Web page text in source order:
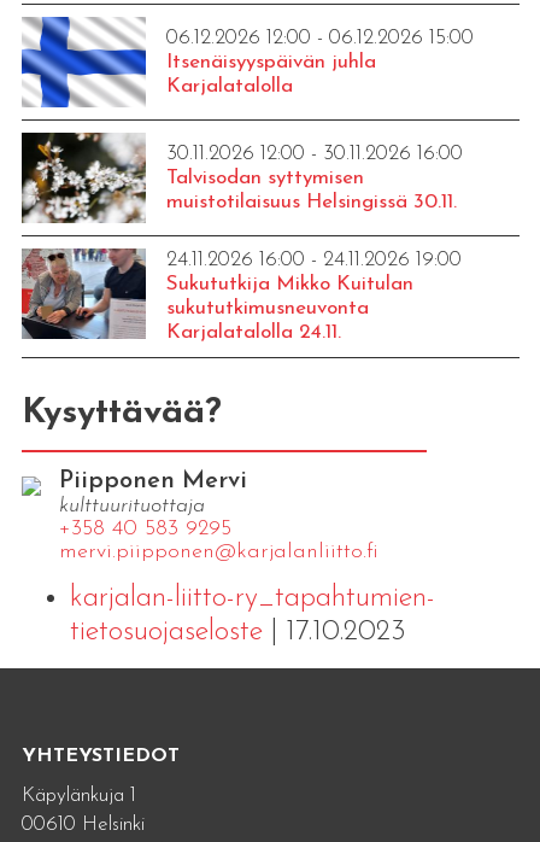
06.12.2026 12:00 - 06.12.2026 15:00
Itsenäisyyspäivän juhla
Karjalatalolla
30.11.2026 12:00 - 30.11.2026 16:00
Talvisodan syttymisen
muistotilaisuus Helsingissä 30.11.
24.11.2026 16:00 - 24.11.2026 19:00
Sukututkija Mikko Kuitulan
sukututkimusneuvonta
Karjalatalolla 24.11.
Kysyttävää?
Piipponen Mervi
kulttuurituottaja
+358 40 583 9295
mervi.​piipponen@​kar​jala​nlii​tto.​fi
karjalan-liitto-ry_tapahtumien-
tietosuojaseloste| 17.10.2023
YHTEYSTIEDOT
Käpylänkuja 1
00610 Helsinki